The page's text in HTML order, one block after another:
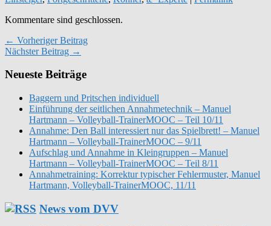
Kommentare sind geschlossen.
← Vorheriger Beitrag
Nächster Beitrag →
Neueste Beiträge
Baggern und Pritschen individuell
Einführung der seitlichen Annahmetechnik – Manuel
Hartmann – Volleyball-TrainerMOOC – Teil 10/11
Annahme: Den Ball interessiert nur das Spielbrett! – Manuel
Hartmann – Volleyball-TrainerMOOC – 9/11
Aufschlag und Annahme in Kleingruppen – Manuel
Hartmann – Volleyball-TrainerMOOC – Teil 8/11
Annahmetraining: Korrektur typischer Fehlermuster, Manuel
Hartmann, Volleyball-TrainerMOOC, 11/11
News vom DVV